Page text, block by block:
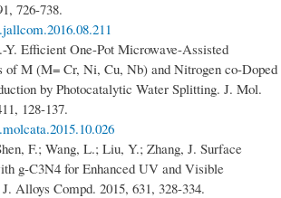
Efficient One-Pot Microwave-Assisted
of M (M= Cr, Ni, Cu, Nb) and Nitrogen co-Doped
by Photocatalytic Water Splitting. J. Mol.
128-137.
F.; Wang, L.; Liu, Y.; Zhang, J. Surface
g-C3N4 for Enhanced UV and Visible